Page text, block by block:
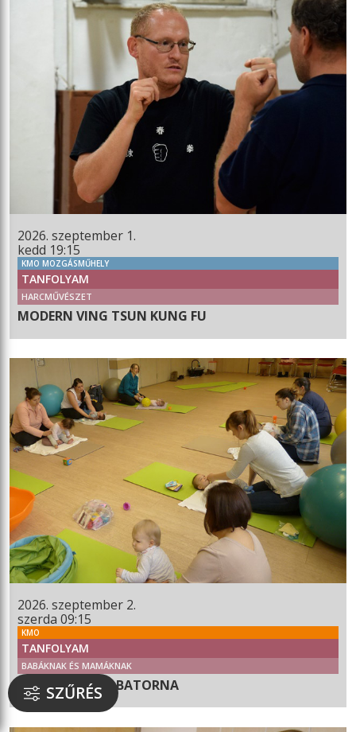
2026. szeptember 1.
kedd 19:15
KMO MOZGÁSMŰHELY
TANFOLYAM
HARCMŰVÉSZET
MODERN VING TSUN KUNG FU
2026. szeptember 2.
szerda 09:15
KMO
TANFOLYAM
BABÁKNAK ÉS MAMÁKNAK
BABUSGATÓ BABATORNA
SZŰRÉS